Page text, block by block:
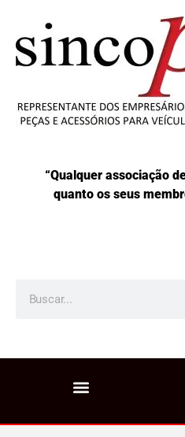
“Qualquer associação
quanto os seus